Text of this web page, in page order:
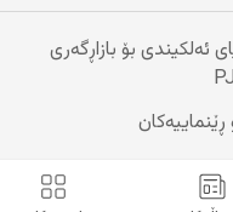
© 2026 کۆمپانیای ئەلکیندی بۆ بازاڕگەری